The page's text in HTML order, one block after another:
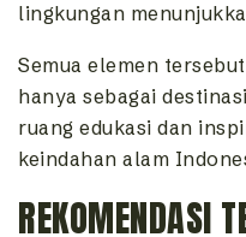
lingkungan
Semua elemen
hanya sebagai
ruang edukasi dan
keindahan alam
REKOMENDASI